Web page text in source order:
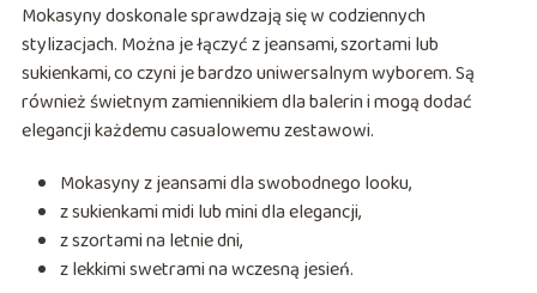
Mokasyny doskonale sprawdzają się w codziennych
stylizacjach. Można je łączyć z jeansami, szortami lub
sukienkami, co czyni je bardzo uniwersalnym wyborem. Są
również świetnym zamiennikiem dla balerin i mogą dodać
elegancji każdemu casualowemu zestawowi.
Mokasyny z jeansami dla swobodnego looku,
z sukienkami midi lub mini dla elegancji,
z szortami na letnie dni,
z lekkimi swetrami na wczesną jesień.